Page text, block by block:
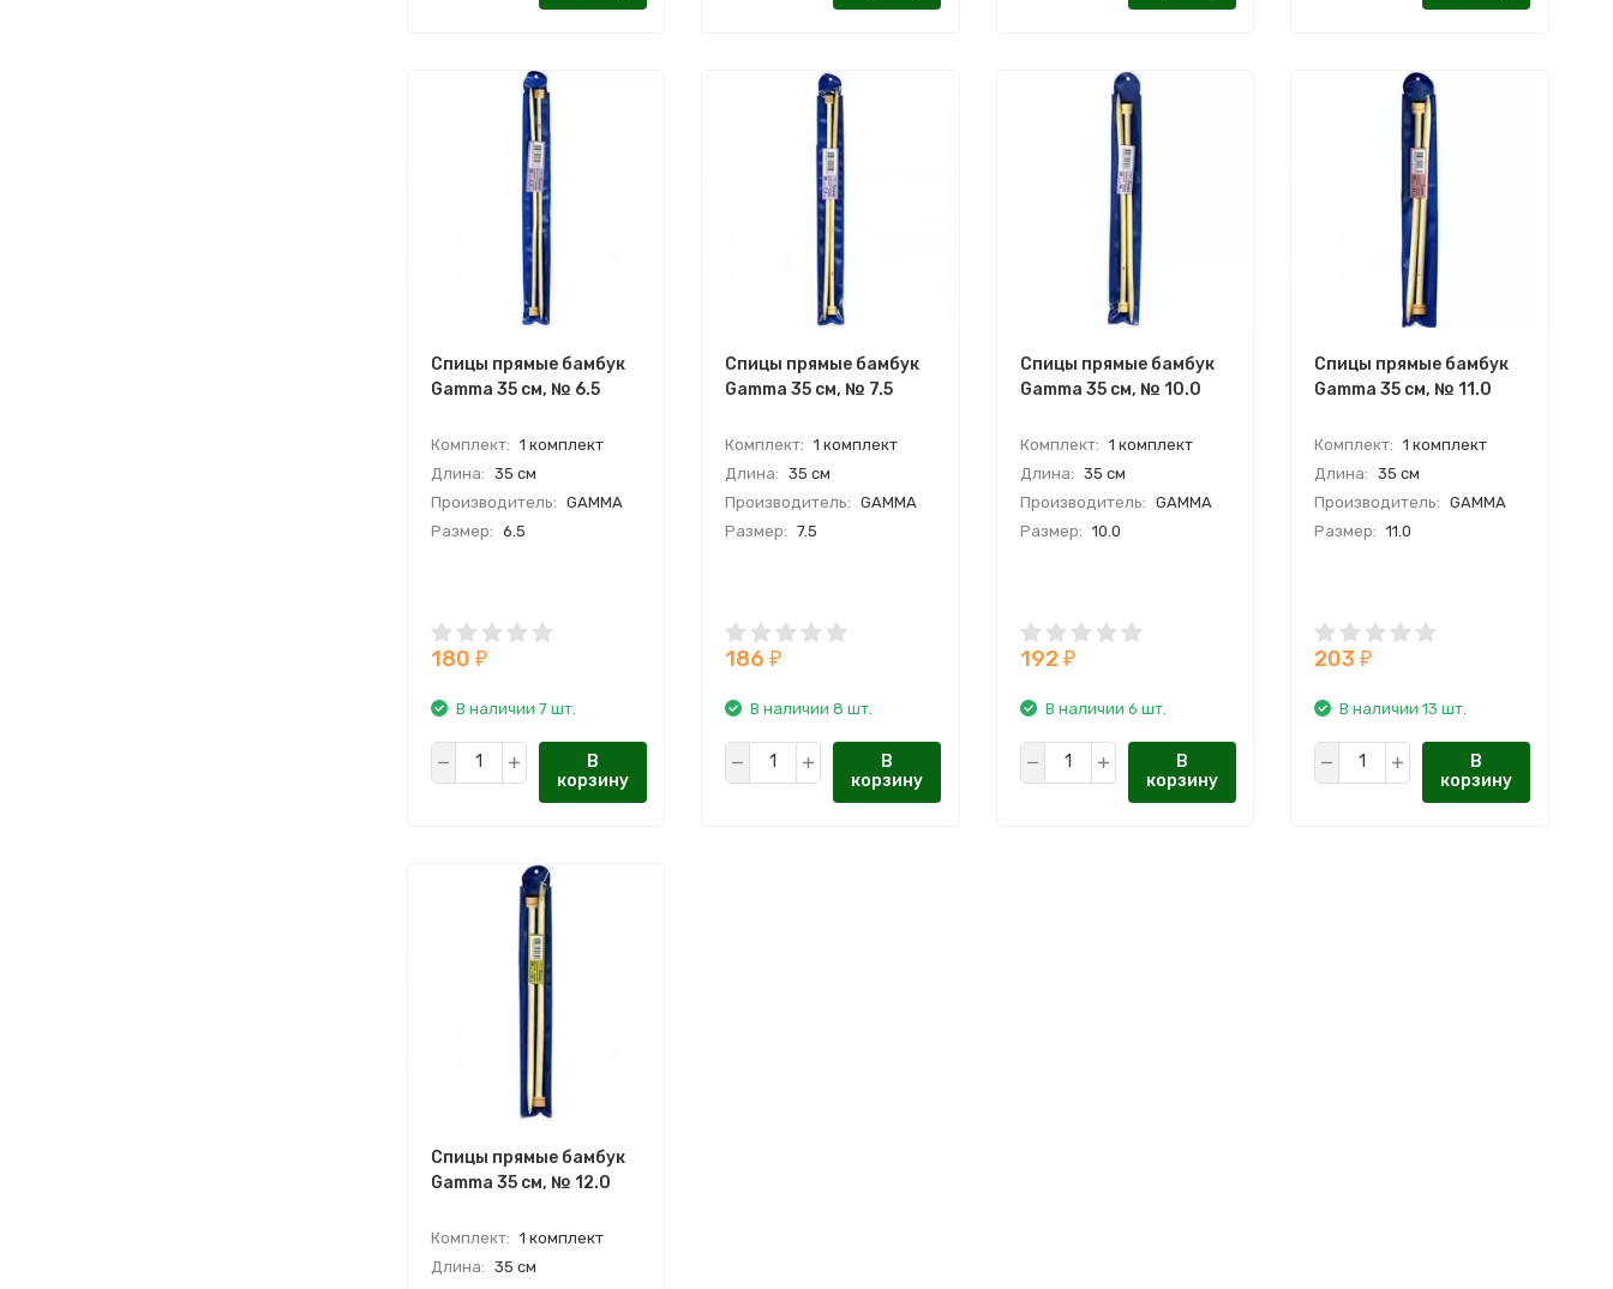
Спицы прямые бамбук
Gamma 35 см, № 6.5
Комплект: 1 комплект
Длина: 35 см
Производитель: GAMMA
Размер: 6.5
180 ₽
В наличии 7 шт.
В
корзину
Спицы прямые бамбук
Gamma 35 см, № 7.5
Комплект: 1 комплект
Длина: 35 см
Производитель: GAMMA
Размер: 7.5
186 ₽
В наличии 8 шт.
В
корзину
Спицы прямые бамбук
Gamma 35 см, № 10.0
Комплект: 1 комплект
Длина: 35 см
Производитель: GAMMA
Размер: 10.0
192 ₽
В наличии 6 шт.
В
корзину
Спицы прямые бамбук
Gamma 35 см, № 11.0
Комплект: 1 комплект
Длина: 35 см
Производитель: GAMMA
Размер: 11.0
203 ₽
В наличии 13 шт.
В
корзину
Спицы прямые бамбук
Gamma 35 см, № 12.0
Комплект: 1 комплект
Длина: 35 см